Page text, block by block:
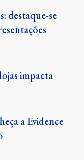
destaque-se
impacta
a Evidence